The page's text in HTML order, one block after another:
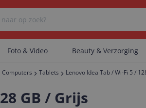
Er zijn geen categorieën
Foto & Video Beauty & Verzorging
Computers Tablets Lenovo Idea Tab / Wi-Fi 5 /
GB / Grijs